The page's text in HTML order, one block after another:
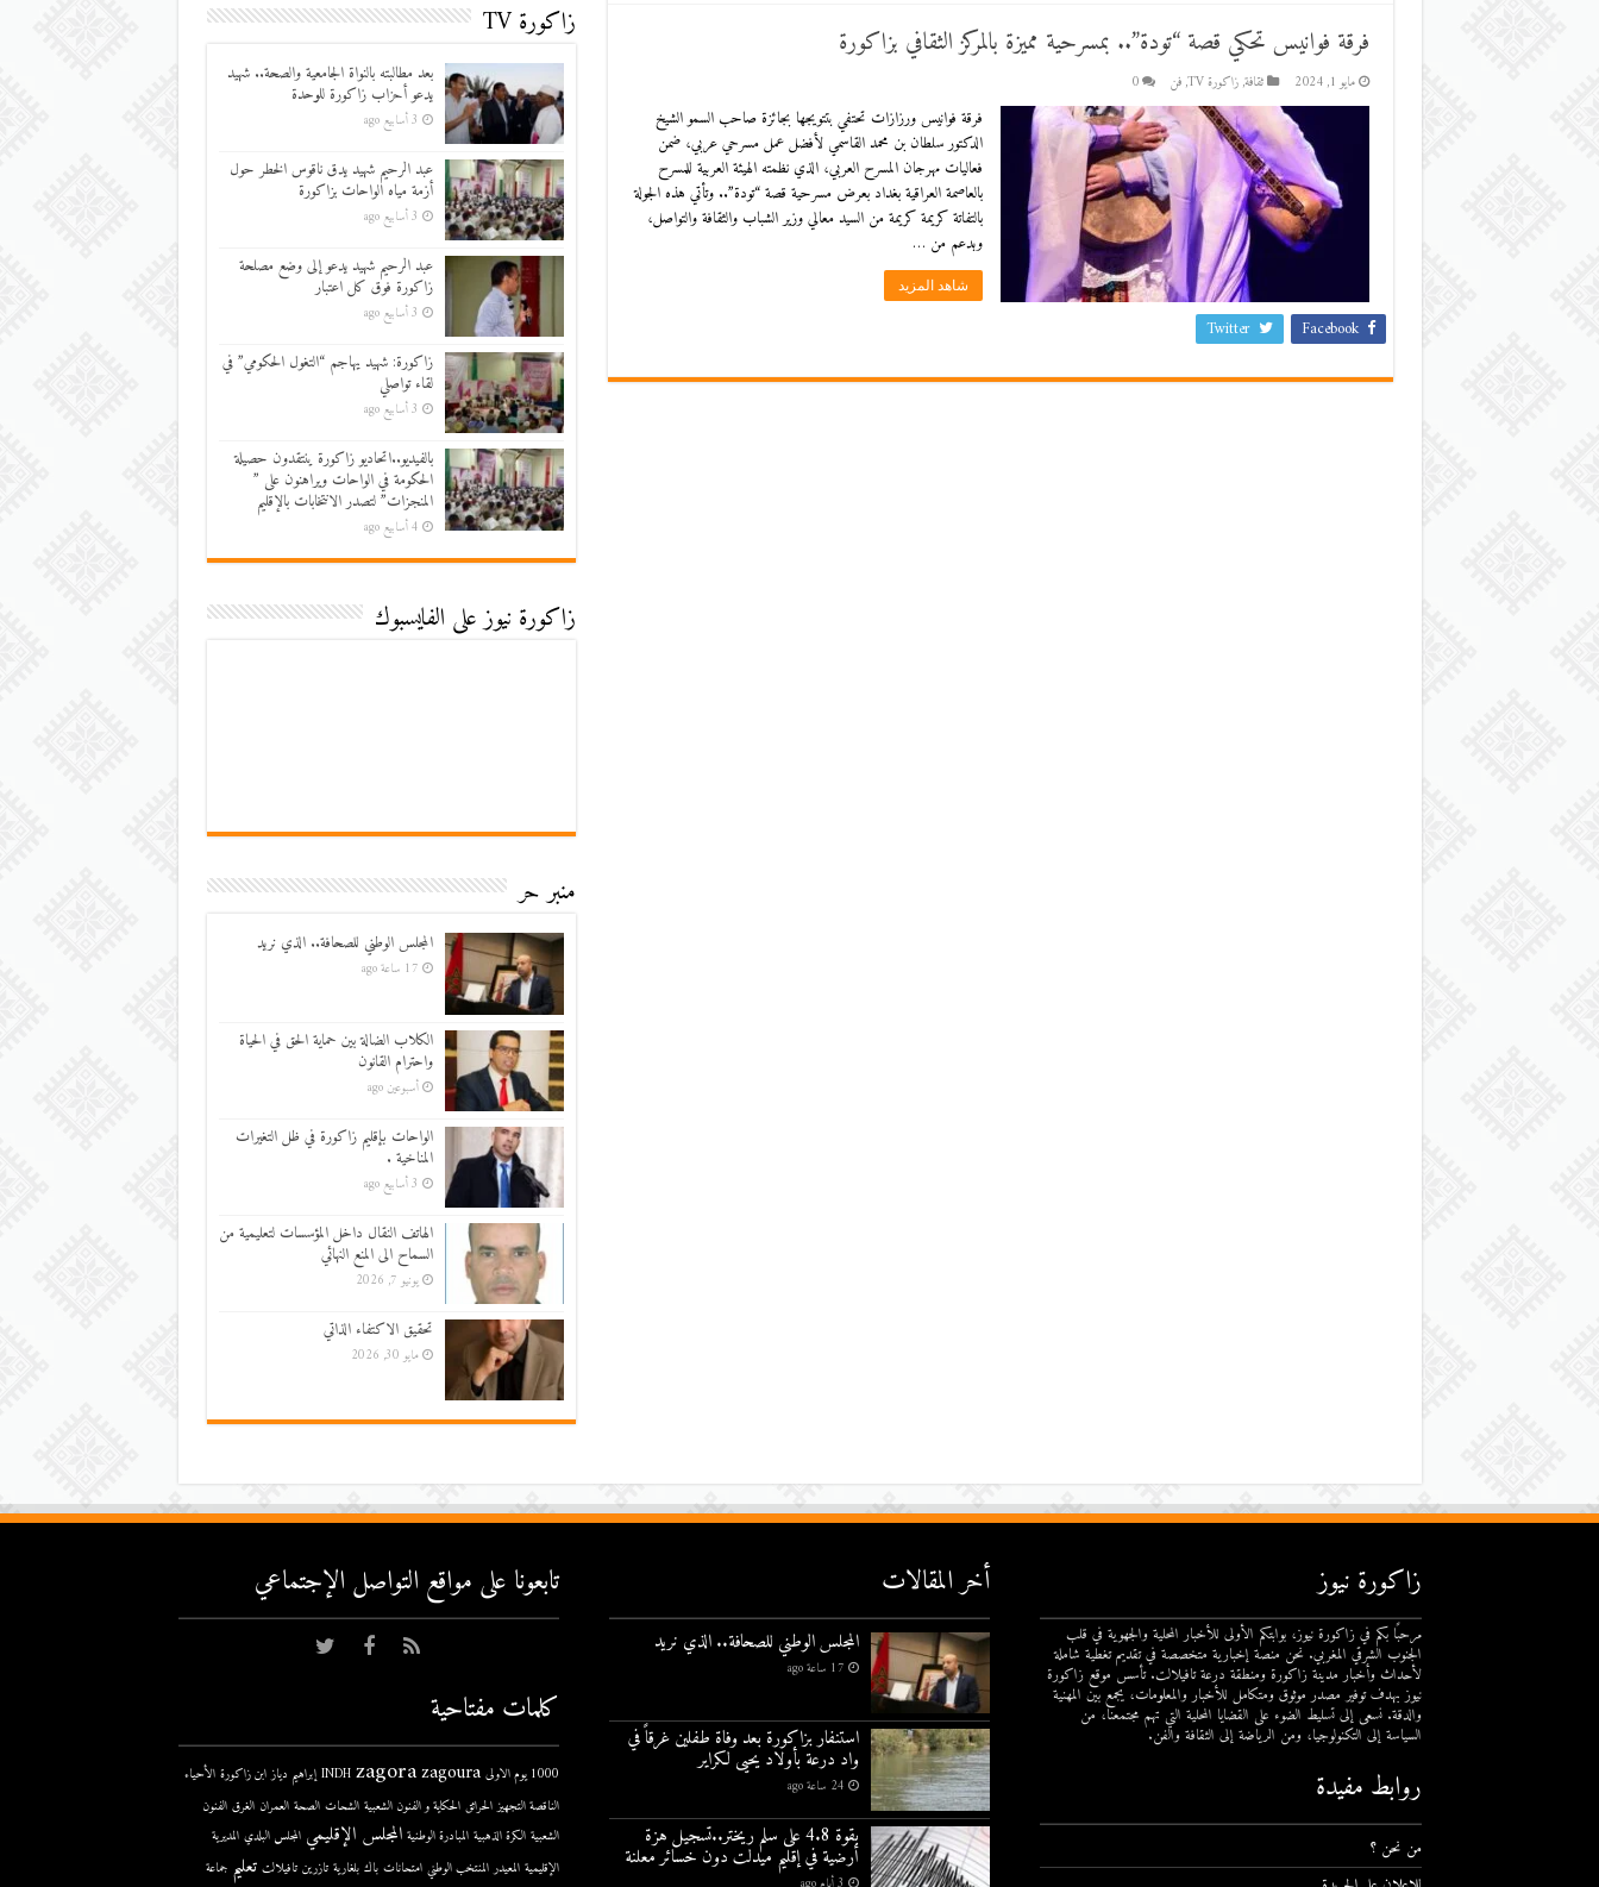
فرقة فوانيس تحكي قصة “تودة”.. بمسرحية مميزة بالمركز الثقافي بزاكورة
مايو 1, 2024 ثقافة,زاكورة TV ,فن 0
فرقة فوانيس ورزازات تحتفي بتتويجها بجائزة صاحب السمو الشيخ
الدكتور سلطان بن محمد القاسمي لأفضل عمل مسرحي عربي، ضمن
فعاليات مهرجان المسرح العربي، الذي نظمته الهيئة العربية للمسرح
بالعاصمة العراقية بغداد بعرض مسرحية قصة “تودة”.. وتأتي هذه الجولة
بالتفاتة كريمة كريمة من السيد معالي وزير الشباب والثقافة والتواصل،
وبدعم من …
شاهد المزيد
Facebook
Twitter
زاكورة TV
بعد مطالبته بالنواة الجامعية والصحة.. شهيد
يدعو أحزاب زاكورة للوحدة
3 أسابيع ago
عبد الرحيم شهيد يدق ناقوس الخطر حول
أزمة مياه الواحات بزاكورة
3 أسابيع ago
عبد الرحيم شهيد يدعو إلى وضع مصلحة
زاكورة فوق كل اعتبار
3 أسابيع ago
زاكورة: شهيد يهاجم “التغول الحكومي” في
لقاء تواصلي
3 أسابيع ago
بالفيديو..اتحاديو زاكورة ينتقدون حصيلة
الحكومة في الواحات ويراهنون على ”
المنجزات” لتصدر الانتخابات بالإقليم
4 أسابيع ago
زاكورة نيوز على الفايسبوك
منبر حر
المجلس الوطني للصحافة.. الذي نريد
17 ساعة ago
الكلاب الضالة بين حماية الحق في الحياة
واحترام القانون
أسبوعين ago
الواحات بإقليم زاكورة في ظل التغيرات
المناخية .
3 أسابيع ago
الهاتف النقال داخل المؤسسات لتعليمية من
السماح الى المنع النهائي
يونيو 7, 2026
تحقيق الاكتفاء الذاتي
مايو 30, 2026
زاكورة نيوز
مرحبًا بكم في زاكورة نيوز، بوابتكم الأولى للأخبار المحلية والجهوية في قلب
الجنوب الشرقي المغربي. نحن منصة إخبارية متخصصة في تقديم تغطية شاملة
لأحداث وأخبار مدينة زاكورة ومنطقة درعة تافيلالت. تأسس موقع زاكورة
نيوز بهدف توفير مصدر موثوق ومتكامل للأخبار والمعلومات، يجمع بين المهنية
والدقة. نسعى إلى تسليط الضوء على القضايا المحلية التي تهم مجتمعنا، من
السياسة إلى التكنولوجيا، ومن الرياضة إلى الثقافة والفن.
روابط مفيدة
من نحن ؟
أخر المقالات
المجلس الوطني للصحافة.. الذي نريد
17 ساعة ago
استنفار بزاكورة بعد وفاة طفلين غرقاً في
واد درعة بأولاد يحيى لكراير
24 ساعة ago
بقوة 4.8 على سلم ريختر..تسجيل هزة
أرضية في إقليم ميدلت دون خسائر معلنة
تابعونا على مواقع التواصل اﻹجتماعي
كلمات مفتاحية
1000 يوم الاولى INDH zagorazagoura إبراهيم دياز ابن زاكورة الأحياء
الناقصة التجهيز الحرائق الحكاية و الفنون الشعبية الشحات الصحة العمران الغرق الفنون
الشعبية الكرة الذهبية المبادرة الوطنية المجلس الإقليمي المجلس البلدي المديرية
الإقليمية المعيدر المنتخب الوطني امتحانات باك بلغارية تازرين تافيلالت تعليم جماعة